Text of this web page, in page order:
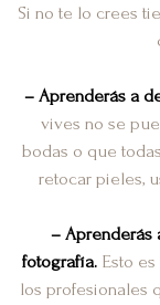
Si no te lo crees
– Aprenderás a
vives no se
bodas o que
retocar pieles,
– Aprenderás
fotografía. Esto
los profesionales